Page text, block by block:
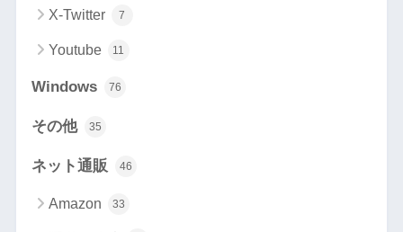
X-Twitter 7
Youtube 11
Windows 76
その他 35
ネット通販 46
Amazon 33